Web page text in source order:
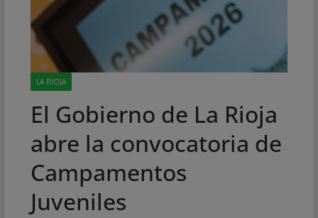
LA RIOJA
El Gobierno de La Rioja
abre la convocatoria de
Campamentos
Juveniles